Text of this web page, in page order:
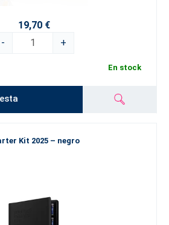
19,70 €
-
+
En stock
Kit 2025 – negro